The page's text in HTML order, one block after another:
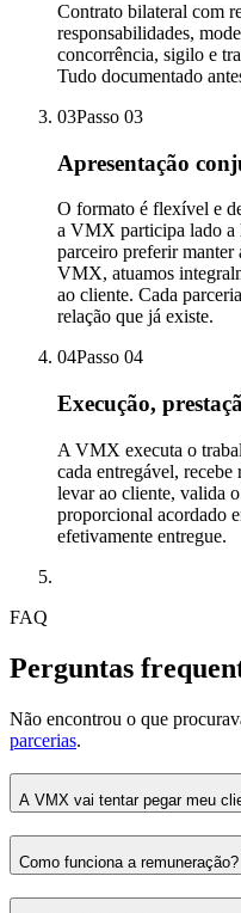
Contrato bilateral com
responsabilidades,
concorrência, sigilo e
Tudo documentado
03Passo 03
Apresentação
O formato é flexível e
a VMX participa lado a
parceiro preferir manter
VMX, atuamos
ao cliente. Cada
relação que já existe.
04Passo 04
Execução,
A VMX executa o
cada entregável,
levar ao cliente, valida
proporcional acordado
efetivamente entregue.
FAQ
Perguntas
Não encontrou o que
parcerias.
A VMX vai tentar pegar meu
Como funciona a remuneração?